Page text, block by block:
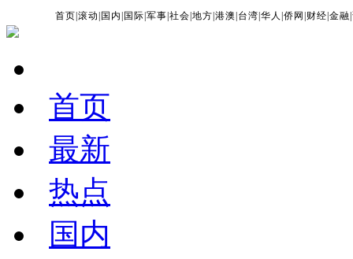
首页 |滚动 国内 国际 |军事 |社会 |地方 |港澳 台湾 |华人 |侨网 财经 |金融 |
首页
最新
热点
国内